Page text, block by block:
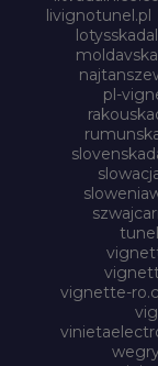
livignotunel.pl
pl-
vignette-